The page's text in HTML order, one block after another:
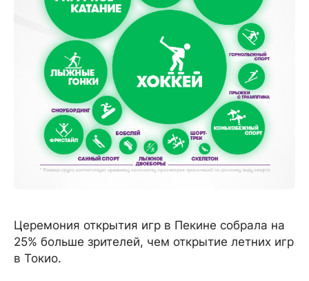
Церемония открытия игр в Пекине собрала на
25% больше зрителей, чем открытие летних игр
в Токио.